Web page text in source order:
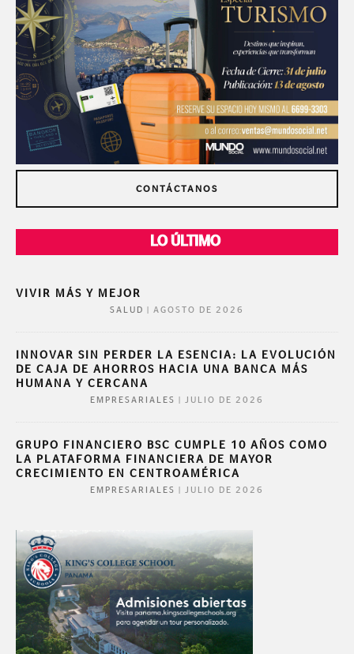
CONTÁCTANOS
LO ÚLTIMO
VIVIR MÁS Y MEJOR
SALUD AGOSTO DE 2026
INNOVAR SIN PERDER LA ESENCIA: LA EVOLUCIÓN
DE CAJA DE AHORROS HACIA UNA BANCA MÁS
HUMANA Y CERCANA
EMPRESARIALES JULIO DE 2026
GRUPO FINANCIERO BSC CUMPLE 10 AÑOS COMO
LA PLATAFORMA FINANCIERA DE MAYOR
CRECIMIENTO EN CENTROAMÉRICA
EMPRESARIALES JULIO DE 2026